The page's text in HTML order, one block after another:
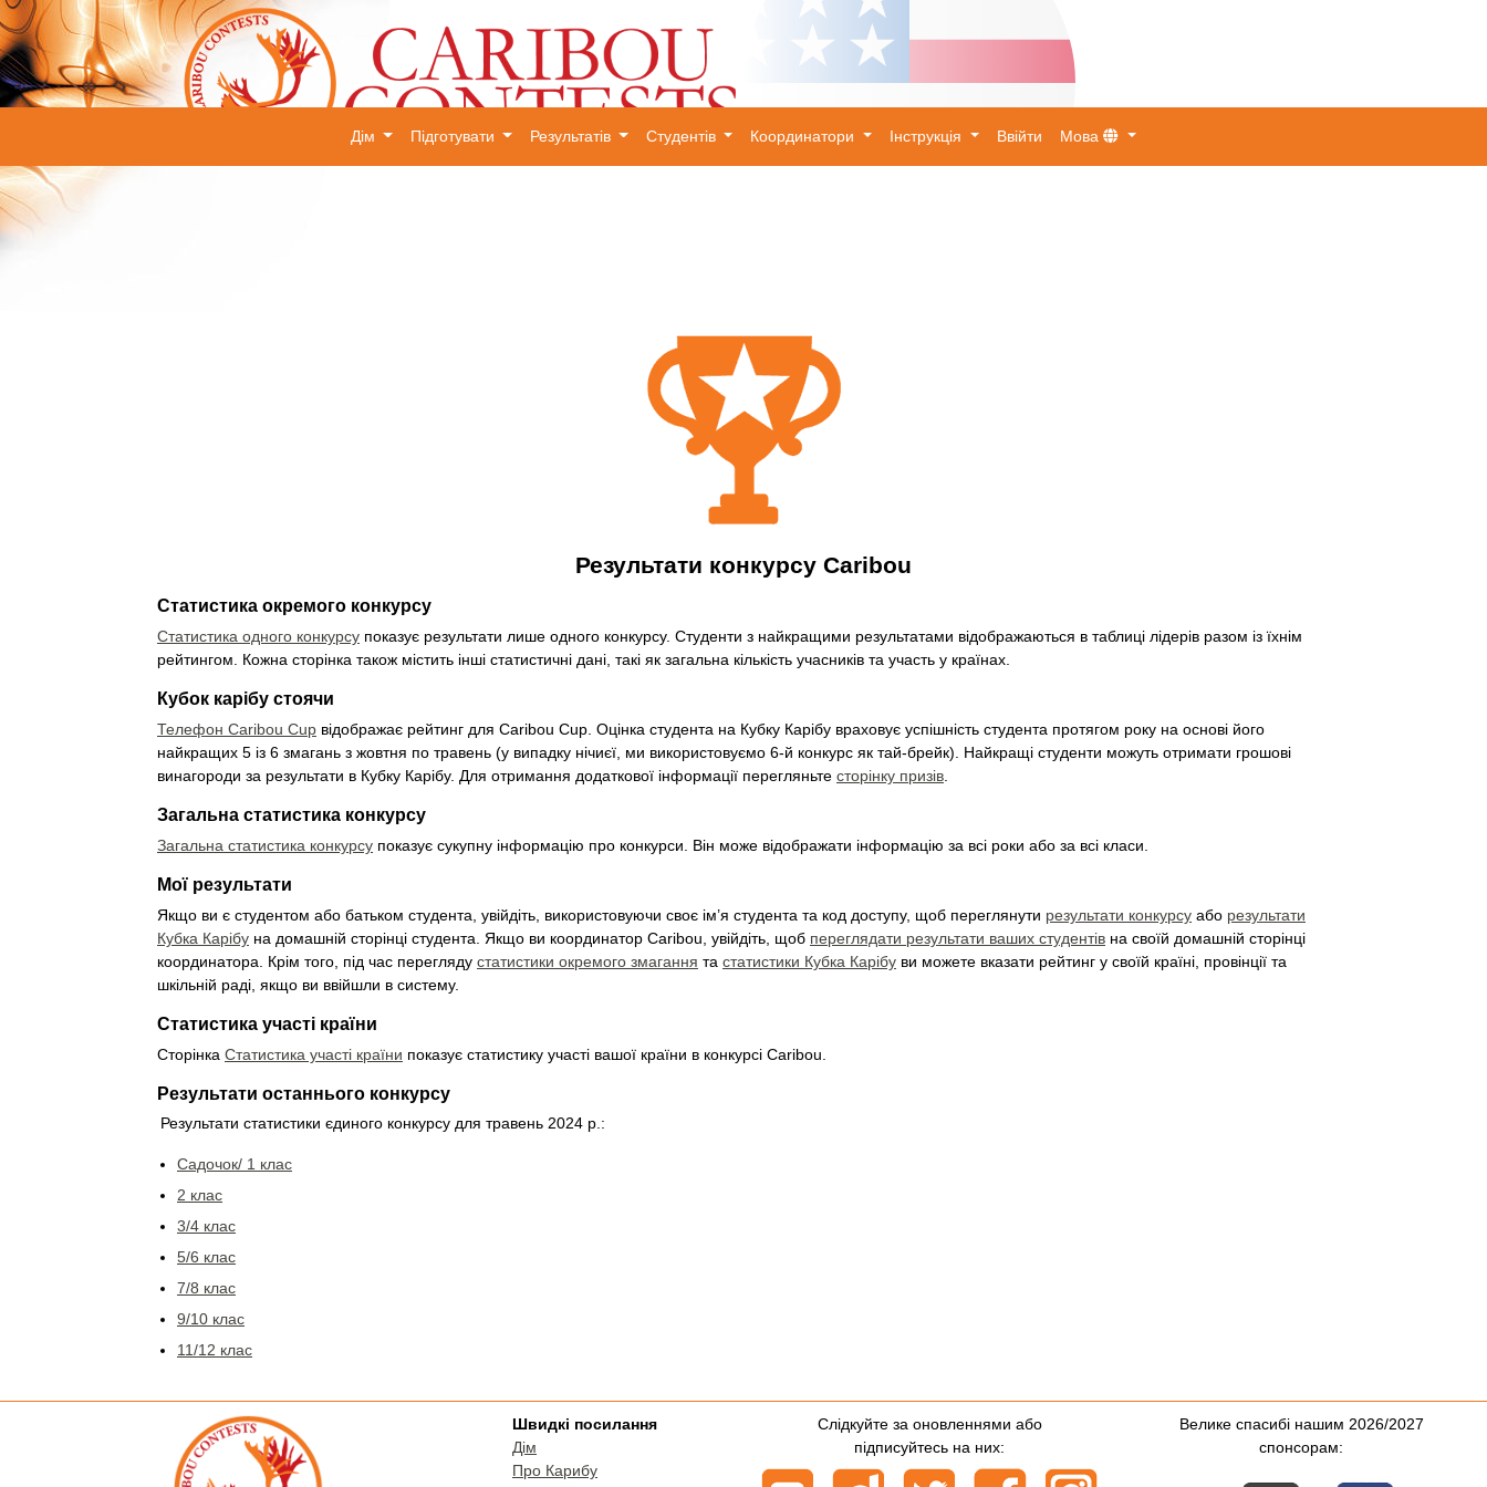
Дім Підготувати Результатів Студентів Координатори Інструкція Ввійти Мова
Результати конкурсу Caribou
Статистика окремого конкурсу
Статистика одного конкурсу показує результати лише одного конкурсу. Студенти з найкращими результатами відображаються в таблиці лідерів разом із їхнім
рейтингом. Кожна сторінка також містить інші статистичні дані, такі як загальна кількість учасників та участь у країнах.
Кубок карібу стоячи
Телефон Caribou Cup відображає рейтинг для Caribou Cup. Оцінка студента на Кубку Карібу враховує успішність студента протягом року на основі його
найкращих 5 із 6 змагань з жовтня по травень (у випадку нічиєї, ми використовуємо 6-й конкурс як тай-брейк). Найкращі студенти можуть отримати грошові
винагороди за результати в Кубку Карібу. Для отримання додаткової інформації перегляньте сторінку призів
Загальна статистика конкурсу
Загальна статистика конкурсу показує сукупну інформацію про конкурси. Він може відображати інформацію за всі роки або за всі класи.
Мої результати
Якщо ви є студентом або батьком студента, увійдіть, використовуючи своє ім’я студента та код доступу, щоб переглянути результати конкурсу або результати
Кубка Карібу на домашній сторінці студента. Якщо ви координатор Caribou, увійдіть, щоб переглядати результати ваших студентів на своїй домашній сторінці
координатора. Крім того, під час перегляду статистики окремого змагання та статистики Кубка Карібу ви можете вказати рейтинг у своїй країні, провінції та
шкільній раді, якщо ви ввійшли в систему.
Статистика участі країни
Сторінка Статистика участі країни показує статистику участі вашої країни в конкурсі Caribou.
Результати останнього конкурсу
Результати статистики єдиного конкурсу для травень 2024 p.:
Садочок/ 1 клас
2 клас
3/4 клас
5/6 клас
7/8 клас
9/10 клас
11/12 клас
Швидкі посилання
Дім
Про Карибу
Слідкуйте за оновленнями або
підписуйтесь на них:
Велике спасибі нашим 2026/2027
спонсорам: